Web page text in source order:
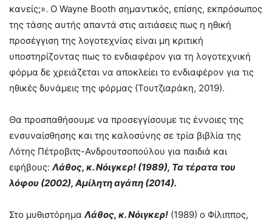
κανείς;». Ο Wayne Booth σημαντικός, επίσης, εκπρόσωπος
της τάσης αυτής απαντά στις αιτιάσεις πως η ηθική
προσέγγιση της λογοτεχνίας είναι μη κριτική
υποστηρίζοντας πως το ενδιαφέρον για τη λογοτεχνική
φόρμα δε χρειάζεται να αποκλείει το ενδιαφέρον για τις
ηθικές δυνάμεις της φόρμας (Τουτζιαράκη, 2019).
Θα προσπαθήσουμε να προσεγγίσουμε τις έννοιες της
ενσυναίσθησης και της καλοσύνης σε τρία βιβλία της
Λότης Πέτροβιτς-Ανδρουτσοπούλου για παιδιά και
εφήβους: Λάθος, κ. Νόιγκερ! (1989), Τα τέρατα του
λόφου (2002), Αμίλητη αγάπη (2014).
Στο μυθιστόρημα Λάθος, κ. Νόιγκερ! (1989) ο Φίλιππος,